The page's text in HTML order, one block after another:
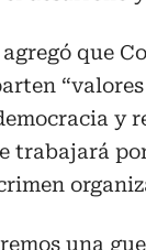
que
y
trabajará
una